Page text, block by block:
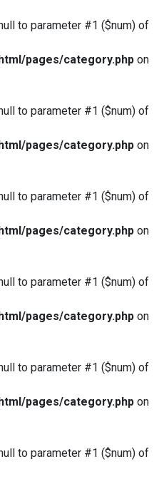
to parameter #1 ($num) of
pages/category.php on
to parameter #1 ($num) of
pages/category.php on
to parameter #1 ($num) of
pages/category.php on
to parameter #1 ($num) of
pages/category.php on
to parameter #1 ($num) of
pages/category.php on
to parameter #1 ($num) of